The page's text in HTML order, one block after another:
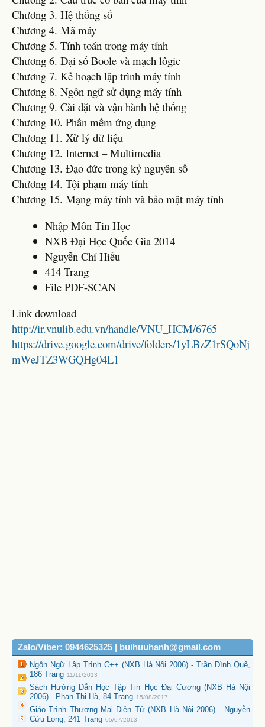
Chương 3. Hệ thống số
Chương 4. Mã máy
Chương 5. Tính toán trong máy tính
Chương 6. Đại số Boole và mạch lôgic
Chương 7. Kế hoạch lập trình máy tính
Chương 8. Ngôn ngữ sử dụng máy tính
Chương 9. Cài đặt và vận hành hệ thống
Chương 10. Phần mềm ứng dụng
Chương 11. Xử lý dữ liệu
Chương 12. Internet – Multimedia
Chương 13. Đạo đức trong kỷ nguyên số
Chương 14. Tội phạm máy tính
Chương 15. Mạng máy tính và bảo mật máy tính
Nhập Môn Tin Học
NXB Đại Học Quốc Gia 2014
Nguyễn Chí Hiếu
414 Trang
File PDF-SCAN
Link download
http://ir.vnulib.edu.vn/handle/VNU_HCM/6765
https://drive.google.com/drive/folders/1yLBzZ1rSQoNj
mWeJTZ3WGQHg04L1
Zalo/Viber: 0944625325 | buihuuhanh@gmail.com
Ngôn Ngữ Lập Trình C++ (NXB Hà Nội 2006) - Trần Đình Quế,
186 Trang 11/11/2013
Sách Hướng Dẫn Học Tập Tin Học Đại Cương (NXB Hà Nội
2006) - Phan Thị Hà, 84 Trang 15/08/2017
Giáo Trình Thương Mại Điện Tử (NXB Hà Nội 2006) - Nguyễn
Cửu Long, 241 Trang 05/07/2013